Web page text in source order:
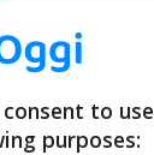
to use
purposes: